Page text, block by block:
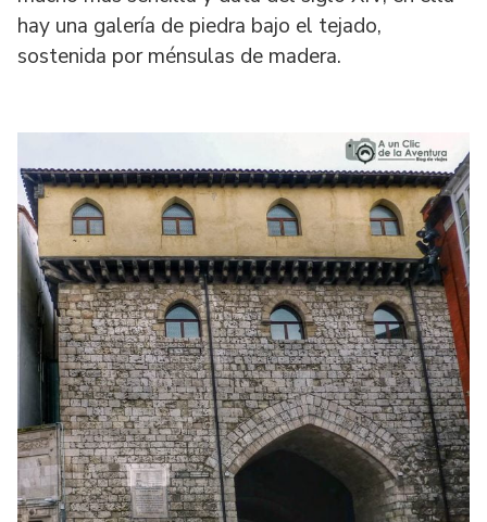
hay una galería de piedra bajo el tejado,
sostenida por ménsulas de madera.